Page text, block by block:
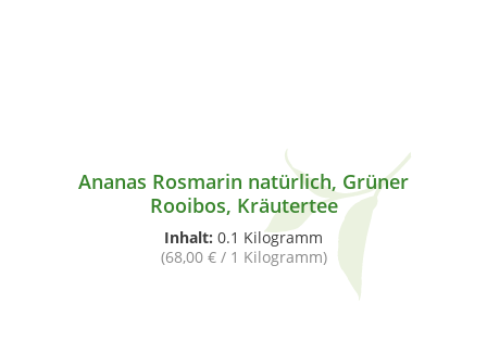
Ananas Rosmarin natürlich, Grüner
Rooibos, Kräutertee
Inhalt: 0.1 Kilogramm
(68,00 € / 1 Kilogramm)